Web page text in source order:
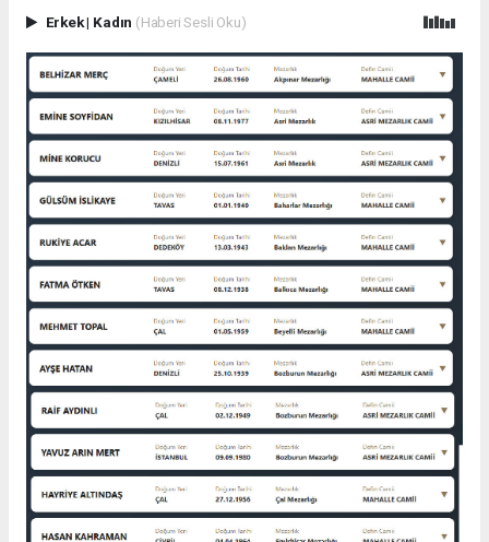
Erkek| Kadın (Haberi Sesli Oku)